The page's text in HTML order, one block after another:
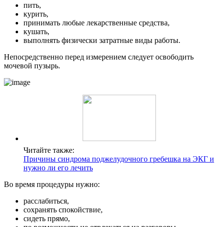
пить,
курить,
принимать любые лекарственные средства,
кушать,
выполнять физически затратные виды работы.
Непосредственно перед измерением следует освободить
мочевой пузырь.
Читайте также:
Причины синдрома поджелудочного гребешка на ЭКГ и
нужно ли его лечить
Во время процедуры нужно:
расслабиться,
сохранять спокойствие,
сидеть прямо,